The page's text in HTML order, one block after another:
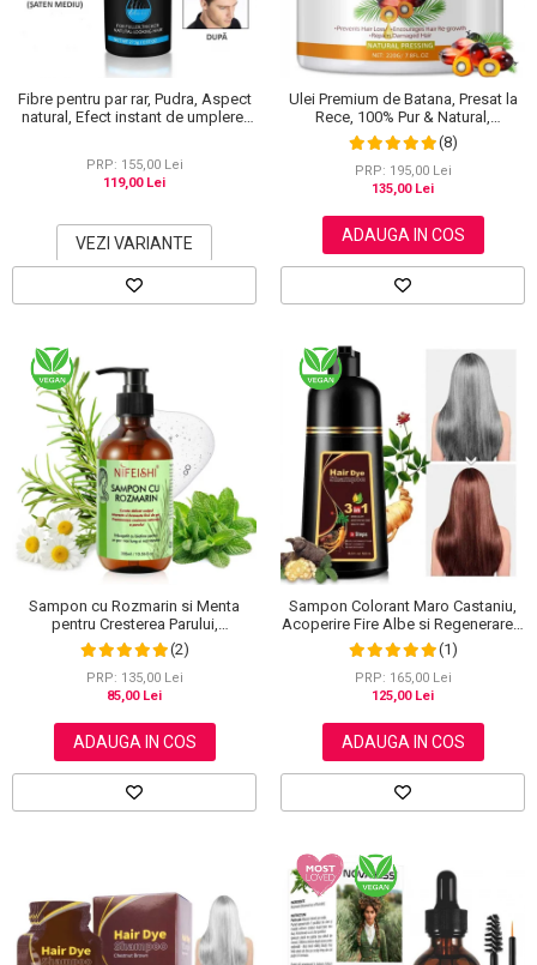
Fibre pentru par rar, Pudra, Aspect
natural, Efect instant de umplere,
PRP: 155,00 Lei
119,00 Lei
VEZI VARIANTE
Ulei Premium de Batana, Presat la
Rece, 100% Pur & Natural,
Stopeaza Caderea Parului, Efect
Puternic Regenerator, 220 g
(8)
PRP: 195,00 Lei
135,00 Lei
ADAUGA IN COS
Sampon cu Rozmarin si Menta
pentru Cresterea Parului,
NIFEISHI®, 300 ml
(2)
PRP: 135,00 Lei
85,00 Lei
ADAUGA IN COS
Sampon Colorant Maro Castaniu,
Acoperire Fire Albe si Regenerare 3
in 1, #3 Chestnut Brown, 500 ml
(1)
PRP: 165,00 Lei
125,00 Lei
ADAUGA IN COS